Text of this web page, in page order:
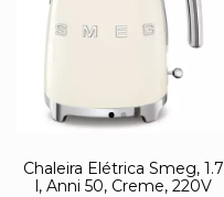
Chaleira Elétrica Smeg, 1.7
l, Anni 50, Creme, 220V